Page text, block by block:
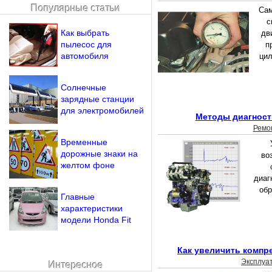
Методы
Как увеличить
Напомнить пароль?
Популярные статьи
Как выбрать
пылесос для
автомобиля
Солнечные
зарядные станции
для электромобилей
Временные
дорожные знаки на
желтом фоне
Главные
характеристики
модели Honda Fit
Интересное